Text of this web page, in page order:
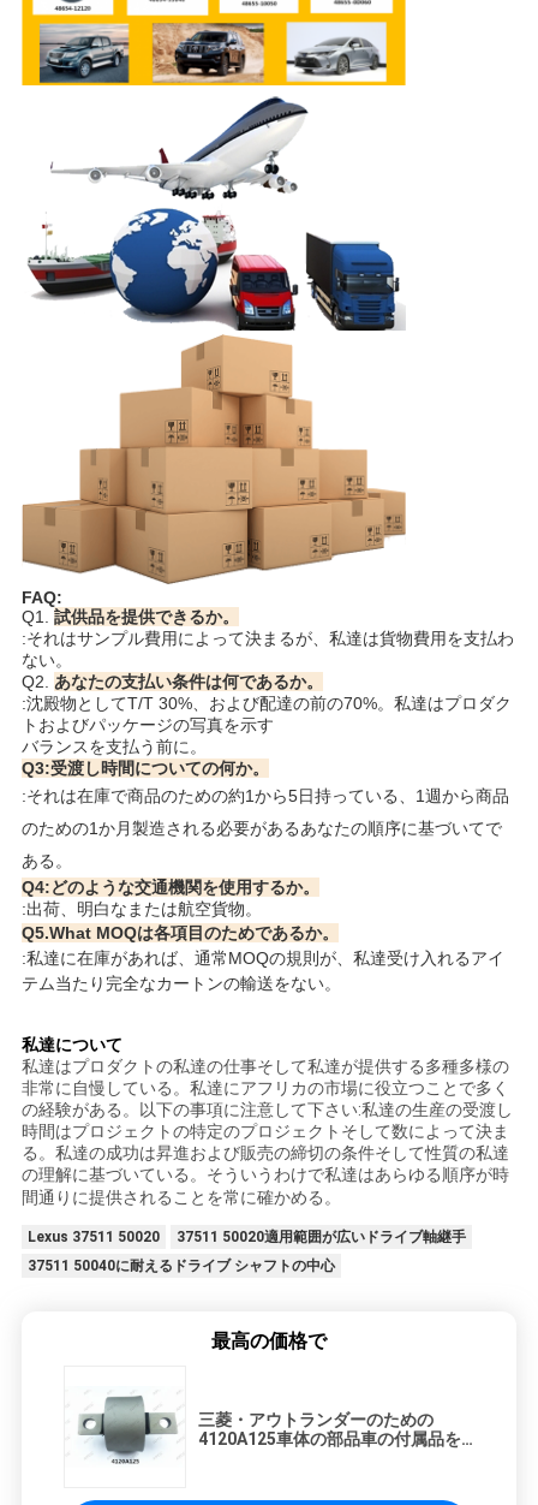
イ
リ
シ
FAQ:
Q1. 試供品を提供できるか。
:それはサンプル費用によって決まるが、私達は貨物費用を支払わ
ない。
Q2. あなたの支払い条件は何であるか。
:沈殿物としてT/T 30%、および配達の前の70%。私達はプロダク
トおよびパッケージの写真を示す
バランスを支払う前に。
Q3:受渡し時間についての何か。
:それは在庫で商品のための約1から5日持っている、1週から商品
のための1か月製造される必要があるあなたの順序に基づいてで
ある。
Q4:どのような交通機関を使用するか。
:出荷、明白なまたは航空貨物。
Q5.What MOQは各項目のためであるか。
:私達に在庫があれば、通常MOQの規則が、私達受け入れるアイ
テム当たり完全なカートンの輸送をない。
私達について
私達はプロダクトの私達の仕事そして私達が提供する多種多様の
非常に自慢している。私達にアフリカの市場に役立つことで多く
の経験がある。以下の事項に注意して下さい:私達の生産の受渡し
時間はプロジェクトの特定のプロジェクトそして数によって決ま
る。私達の成功は昇進および販売の締切の条件そして性質の私達
の理解に基づいている。そういうわけで私達はあらゆる順序が時
間通りに提供されることを常に確かめる。
Lexus 37511 50020
37511 50020適用範囲が広いドライブ軸継手
37511 50040に耐えるドライブ シャフトの中心
最高の価格で
三菱・アウトランダーのための
4120A125車体の部品車の付属品を